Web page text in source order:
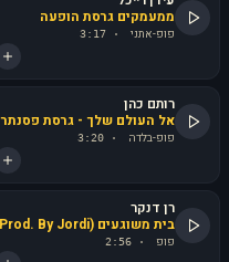
ממעמקים גרסת הופעה
פופ-אתני ·
3:17
רותם כהן
אל העולם שלך - גרסת פסנתר
פופ-בלדה ·
3:20
רן דנקר
בית משוגעים (Prod. By Jordi)
פופ ·
2:56